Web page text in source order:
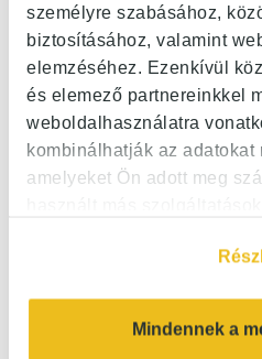
személyre szabásához,
biztosításához, valamint
elemzéséhez. Ezenkívül
és elemező partnereinkkel
weboldalhasználatra
kombinálhatják az adatokat
amelyeket Ön adott meg
Mindennek a